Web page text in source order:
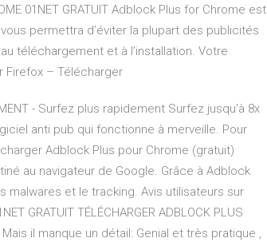
01NET GRATUIT Adblock Plus for Chrome est
permettra d’éviter la plupart des publicités
téléchargement et à l’installation. Votre
Firefox – Télécharger
- Surfez plus rapidement Surfez jusqu'à 8x
anti pub qui fonctionne à merveille. Pour
Adblock Plus pour Chrome (gratuit)
au navigateur de Google. Grâce à Adblock
et le tracking. Avis utilisateurs sur
GRATUIT TÉLÉCHARGER ADBLOCK PLUS
il manque un détail: Genial et très pratique ,